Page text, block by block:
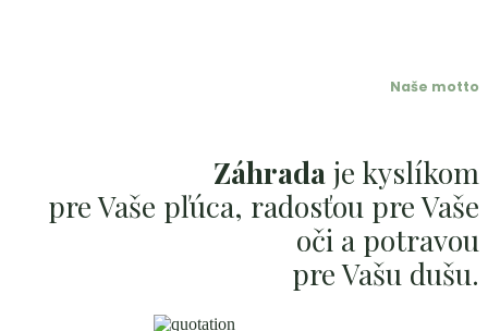
Naše motto
Záhradaje kyslíkom
pre Vaše pľúca, radosťou pre Vaše
oči a potravou
pre Vašu dušu.